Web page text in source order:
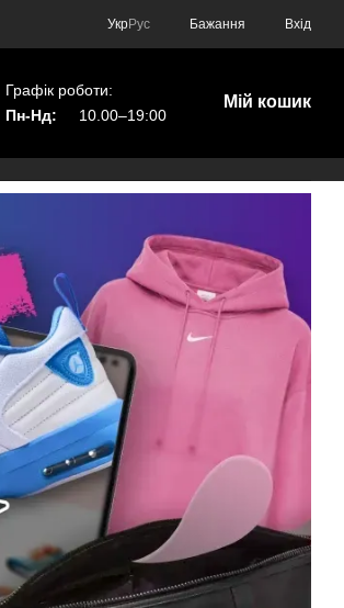
УкрРус Бажання Вхід
Графік роботи:
Пн-Нд:
10.00–19:00
Мій кошик